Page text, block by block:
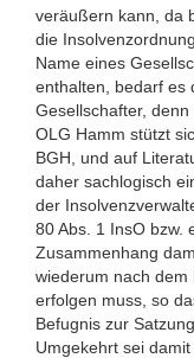
veräußern kann, da
die
Name eines
enthalten, bedarf es
Gesellschafter,
OLG Hamm stützt
BGH, und auf
daher sachlogisch
der
80 Abs. 1 InsO bzw.
Zusammenhang
wiederum nach
erfolgen muss, so
Befugnis zur
Umgekehrt sei